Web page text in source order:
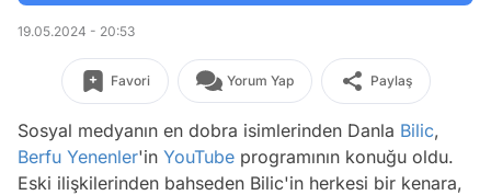
19.05.2024 - 20:53
Favori Yorum Yap Paylaş
Sosyal medyanın en dobra isimlerinden Danla Bilic,
Berfu Yenenler'in YouTube programının konuğu oldu.
Eski ilişkilerinden bahseden Bilic'in herkesi bir kenara,